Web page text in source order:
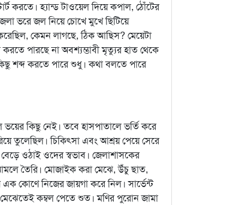
করতে। হ্যান্ড টাওয়েল দিয়ে কপাল, ঠোঁটের
ভরে জল নিয়ে চোখে মুখে ছিটিয়ে
কেমন লাগছে, ঠিক আছিস? মেয়েটা
পারছে না অবশ্যম্ভাবী মৃত্যুর হাত থেকে
শব্দ করতে পারে শুধু। কথা বলতে পারে
কিছু নেই। তবে হাসপাতালে ভর্তি করে
তুলেছিল। চিকিৎসা এবং আশ্রয় পেয়ে সেরে
ওঠাই ওদের স্বভাব। জেলাশাসকের
আমলে তৈরি। মোজাইক করা মেঝে, উঁচু ছাত,
এক কোণে নিজের জায়গা করে নিল। সার্ভেন্ট
মেঝেতেই কম্বল পেতে শুত। মণির পুরোন জামা